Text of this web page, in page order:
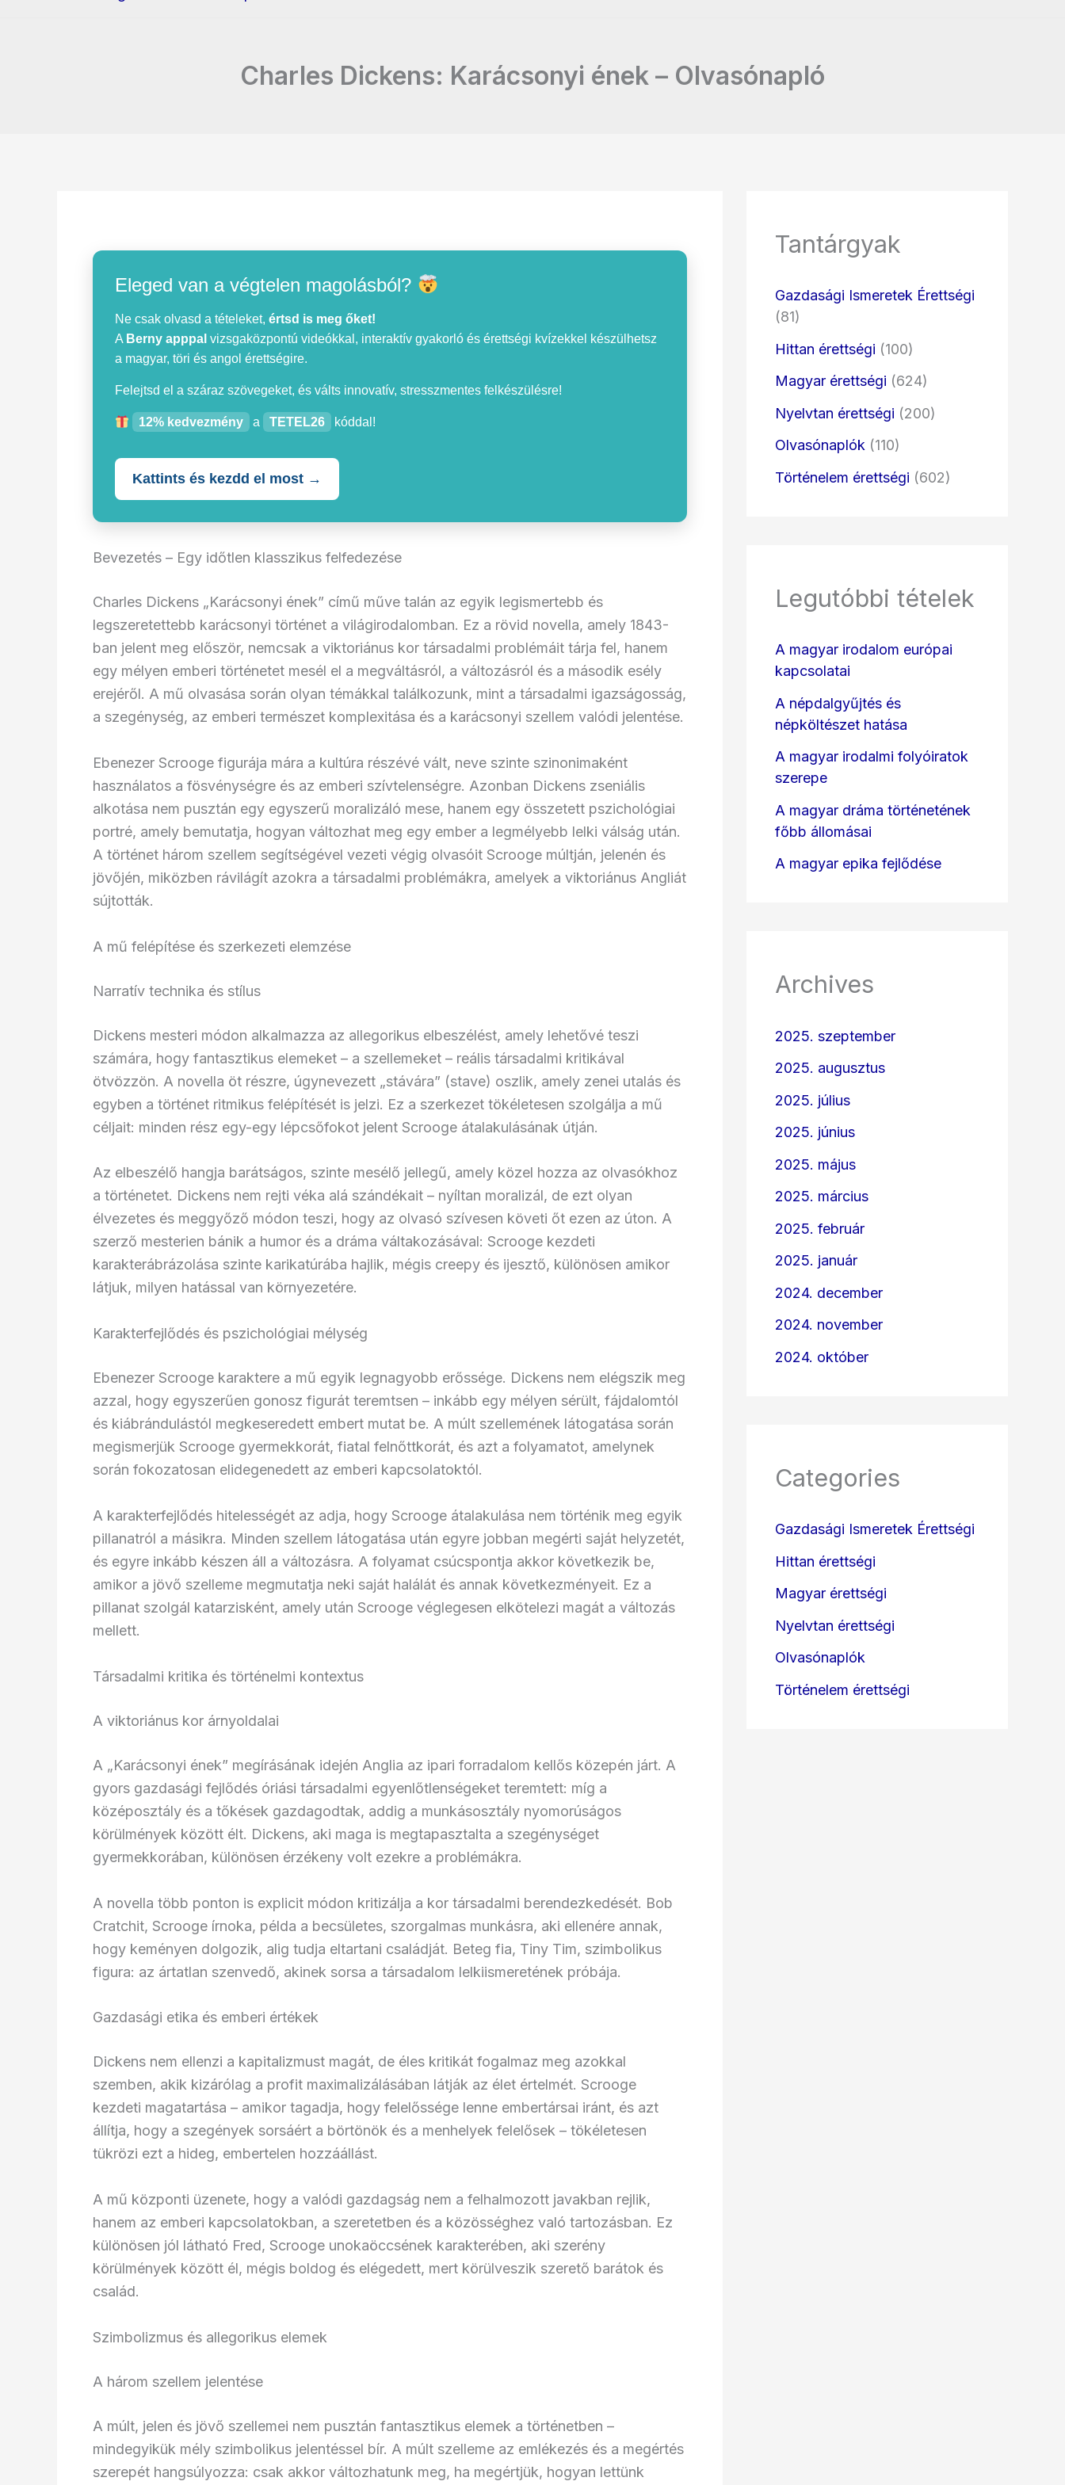
Charles Dickens: Karácsonyi ének – Olvasónapló
Eleged van a végtelen magolásból?
Ne csak olvasd a tételeket, értsd is meg őket!
A Berny apppal vizsgaközpontú videókkal, interaktív gyakorló és érettségi kvízekkel készülhetsz
a magyar, töri és angol érettségire.
Felejtsd el a száraz szövegeket, és válts innovatív, stresszmentes felkészülésre!
12% kedvezmény a TETEL26 kóddal!
Kattints és kezdd el most →
Bevezetés – Egy időtlen klasszikus felfedezése
Charles Dickens „Karácsonyi ének” című műve talán az egyik legismertebb és
legszeretettebb karácsonyi történet a világirodalomban. Ez a rövid novella, amely 1843-
ban jelent meg először, nemcsak a viktoriánus kor társadalmi problémáit tárja fel, hanem
egy mélyen emberi történetet mesél el a megváltásról, a változásról és a második esély
erejéről. A mű olvasása során olyan témákkal találkozunk, mint a társadalmi igazságosság,
a szegénység, az emberi természet komplexitása és a karácsonyi szellem valódi jelentése.
Ebenezer Scrooge figurája mára a kultúra részévé vált, neve szinte szinonimaként
használatos a fösvénységre és az emberi szívtelenségre. Azonban Dickens zseniális
alkotása nem pusztán egy egyszerű moralizáló mese, hanem egy összetett pszichológiai
portré, amely bemutatja, hogyan változhat meg egy ember a legmélyebb lelki válság után.
A történet három szellem segítségével vezeti végig olvasóit Scrooge múltján, jelenén és
jövőjén, miközben rávilágít azokra a társadalmi problémákra, amelyek a viktoriánus Angliát
sújtották.
A mű felépítése és szerkezeti elemzése
Narratív technika és stílus
Dickens mesteri módon alkalmazza az allegorikus elbeszélést, amely lehetővé teszi
számára, hogy fantasztikus elemeket – a szellemeket – reális társadalmi kritikával
ötvözzön. A novella öt részre, úgynevezett „stávára” (stave) oszlik, amely zenei utalás és
egyben a történet ritmikus felépítését is jelzi. Ez a szerkezet tökéletesen szolgálja a mű
céljait: minden rész egy-egy lépcsőfokot jelent Scrooge átalakulásának útján.
Az elbeszélő hangja barátságos, szinte mesélő jellegű, amely közel hozza az olvasókhoz
a történetet. Dickens nem rejti véka alá szándékait – nyíltan moralizál, de ezt olyan
élvezetes és meggyőző módon teszi, hogy az olvasó szívesen követi őt ezen az úton. A
szerző mesterien bánik a humor és a dráma váltakozásával: Scrooge kezdeti
karakterábrázolása szinte karikatúrába hajlik, mégis creepy és ijesztő, különösen amikor
látjuk, milyen hatással van környezetére.
Karakterfejlődés és pszichológiai mélység
Ebenezer Scrooge karaktere a mű egyik legnagyobb erőssége. Dickens nem elégszik meg
azzal, hogy egyszerűen gonosz figurát teremtsen – inkább egy mélyen sérült, fájdalomtól
és kiábrándulástól megkeseredett embert mutat be. A múlt szellemének látogatása során
megismerjük Scrooge gyermekkorát, fiatal felnőttkorát, és azt a folyamatot, amelynek
során fokozatosan elidegenedett az emberi kapcsolatoktól.
A karakterfejlődés hitelességét az adja, hogy Scrooge átalakulása nem történik meg egyik
pillanatról a másikra. Minden szellem látogatása után egyre jobban megérti saját helyzetét,
és egyre inkább készen áll a változásra. A folyamat csúcspontja akkor következik be,
amikor a jövő szelleme megmutatja neki saját halálát és annak következményeit. Ez a
pillanat szolgál katarzisként, amely után Scrooge véglegesen elkötelezi magát a változás
mellett.
Társadalmi kritika és történelmi kontextus
A viktoriánus kor árnyoldalai
A „Karácsonyi ének” megírásának idején Anglia az ipari forradalom kellős közepén járt. A
gyors gazdasági fejlődés óriási társadalmi egyenlőtlenségeket teremtett: míg a
középosztály és a tőkések gazdagodtak, addig a munkásosztály nyomorúságos
körülmények között élt. Dickens, aki maga is megtapasztalta a szegénységet
gyermekkorában, különösen érzékeny volt ezekre a problémákra.
A novella több ponton is explicit módon kritizálja a kor társadalmi berendezkedését. Bob
Cratchit, Scrooge írnoka, példa a becsületes, szorgalmas munkásra, aki ellenére annak,
hogy keményen dolgozik, alig tudja eltartani családját. Beteg fia, Tiny Tim, szimbolikus
figura: az ártatlan szenvedő, akinek sorsa a társadalom lelkiismeretének próbája.
Gazdasági etika és emberi értékek
Dickens nem ellenzi a kapitalizmust magát, de éles kritikát fogalmaz meg azokkal
szemben, akik kizárólag a profit maximalizálásában látják az élet értelmét. Scrooge
kezdeti magatartása – amikor tagadja, hogy felelőssége lenne embertársai iránt, és azt
állítja, hogy a szegények sorsáért a börtönök és a menhelyek felelősek – tökéletesen
tükrözi ezt a hideg, embertelen hozzáállást.
A mű központi üzenete, hogy a valódi gazdagság nem a felhalmozott javakban rejlik,
hanem az emberi kapcsolatokban, a szeretetben és a közösséghez való tartozásban. Ez
különösen jól látható Fred, Scrooge unokaöccsének karakterében, aki szerény
körülmények között él, mégis boldog és elégedett, mert körülveszik szerető barátok és
család.
Szimbolizmus és allegorikus elemek
A három szellem jelentése
A múlt, jelen és jövő szellemei nem pusztán fantasztikus elemek a történetben –
mindegyikük mély szimbolikus jelentéssel bír. A múlt szelleme az emlékezés és a megértés
szerepét hangsúlyozza: csak akkor változhatunk meg, ha megértjük, hogyan lettünk
Tantárgyak
Gazdasági Ismeretek Érettségi
(81)
Hittan érettségi (100)
Magyar érettségi (624)
Nyelvtan érettségi (200)
Olvasónaplók (110)
Történelem érettségi (602)
Legutóbbi tételek
A magyar irodalom európai
kapcsolatai
A népdalgyűjtés és
népköltészet hatása
A magyar irodalmi folyóiratok
szerepe
A magyar dráma történetének
főbb állomásai
A magyar epika fejlődése
Archives
2025. szeptember
2025. augusztus
2025. július
2025. június
2025. május
2025. március
2025. február
2025. január
2024. december
2024. november
2024. október
Categories
Gazdasági Ismeretek Érettségi
Hittan érettségi
Magyar érettségi
Nyelvtan érettségi
Olvasónaplók
Történelem érettségi